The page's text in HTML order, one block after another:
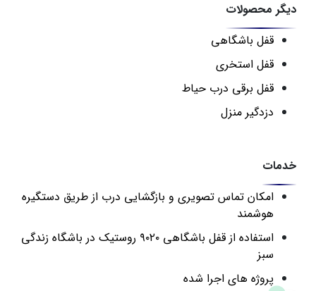
دیگر محصولات
قفل باشگاهی
قفل استخری
قفل برقی درب حیاط
دزدگیر منزل
خدمات
امکان تماس تصویری و بازگشایی درب از طریق دستگیره
هوشمند
استفاده از قفل باشگاهی ۹۰۲۰ روستیک در باشگاه زندگی
سبز
پروژه های اجرا شده